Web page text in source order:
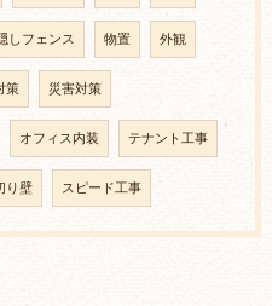
しフェンス 物置 外観
策 災害対策
オフィス内装 テナント工事
り壁 スピード工事